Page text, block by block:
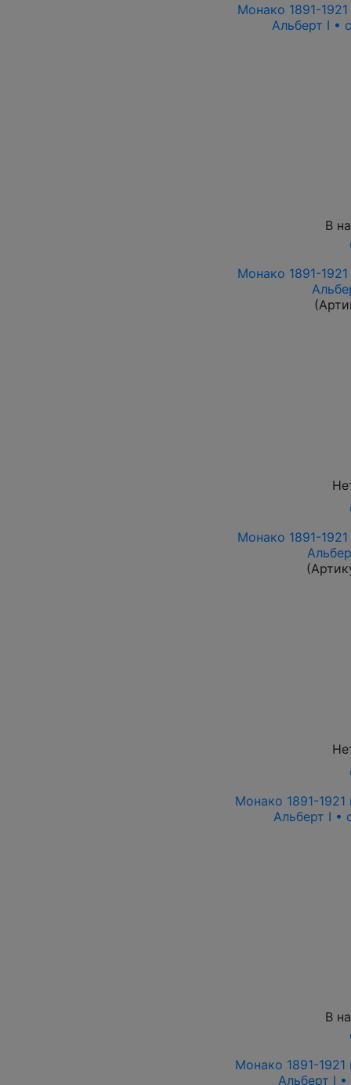
Монако 1891-1921
Альберт I •
В
Монако 1891-1921
Монако 1891-1921
Монако 1891-1921
Альберт I •
В
Монако 1891-1921
Альберт I